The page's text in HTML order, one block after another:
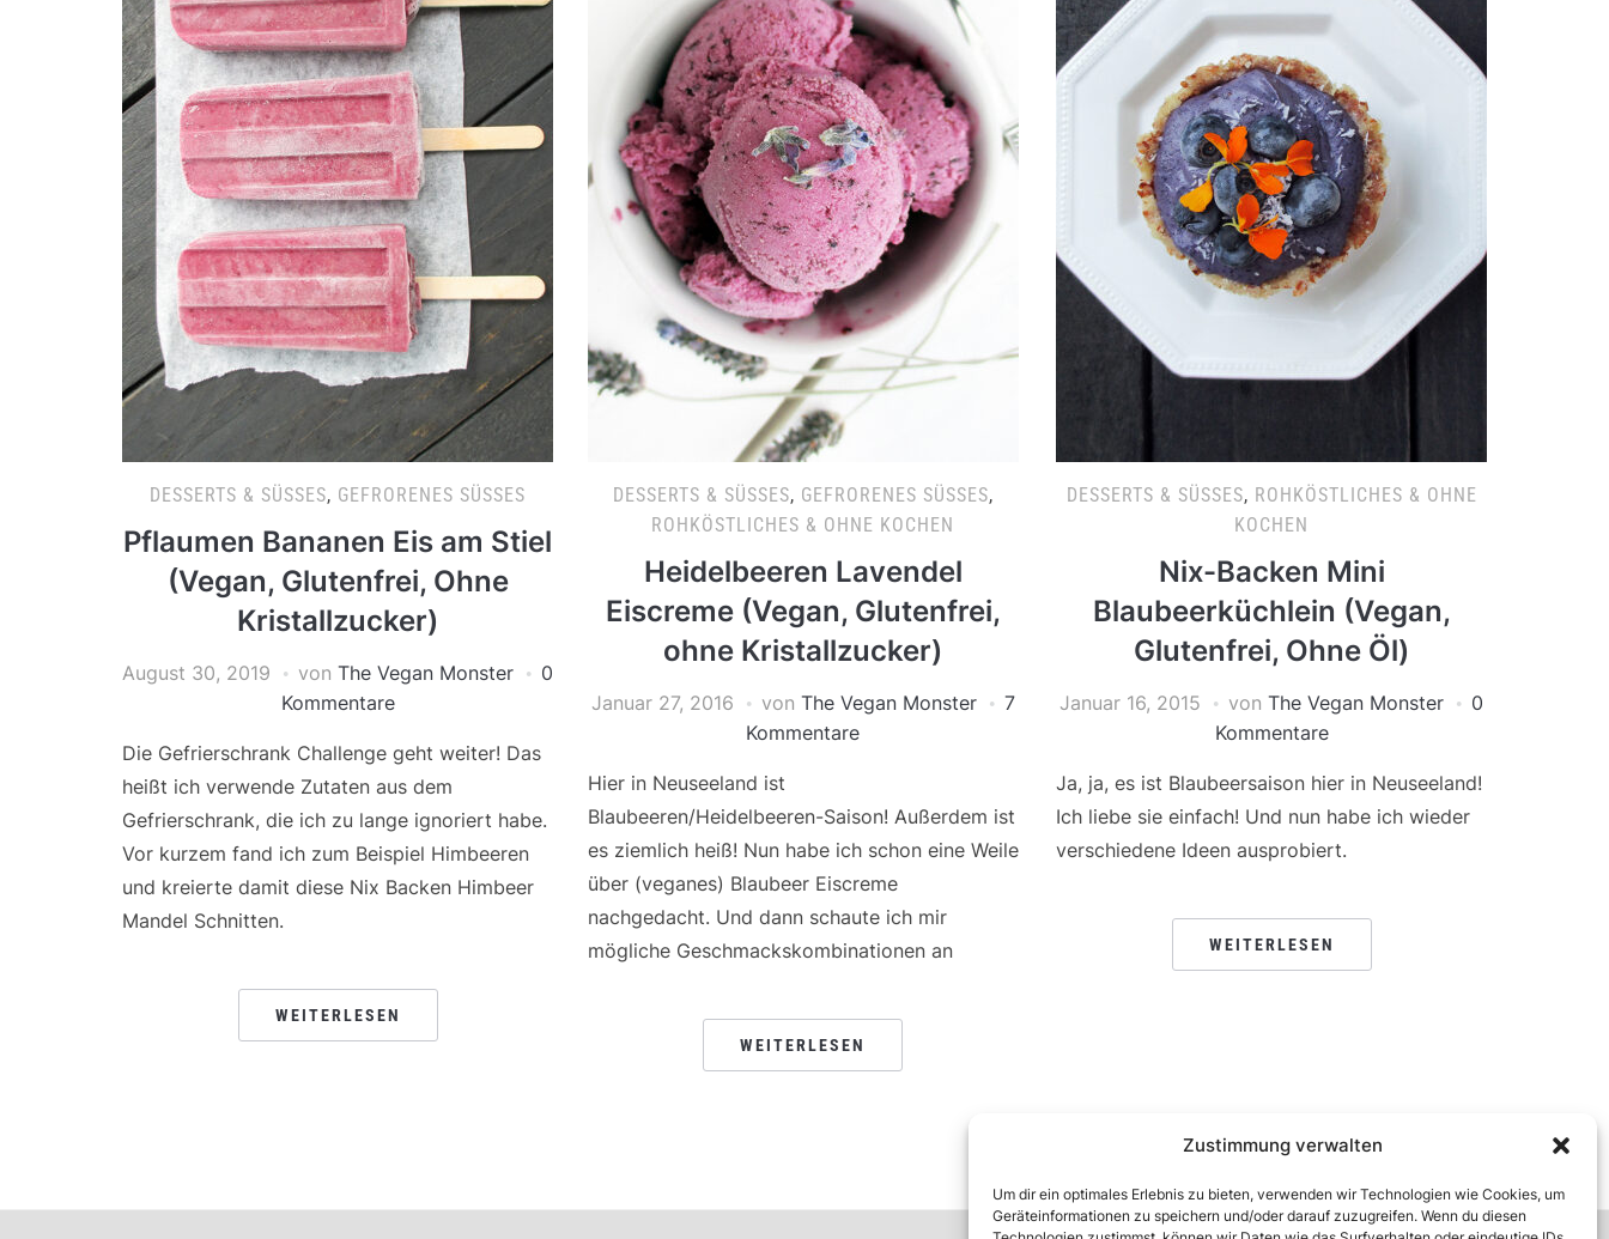
Zustimmung verwalten
Um dir ein optimales Erlebnis zu bieten, verwenden wir Technologien wie Cookies, um
Geräteinformationen zu speichern und/oder darauf zuzugreifen. Wenn du diesen
DESSERTS & SÜSSES , GEFRORENES SÜSSES
Pflaumen Bananen Eis am Stiel
(Vegan, Glutenfrei, Ohne
Kristallzucker)
August 30, 2019 von The Vegan Monster
0
Kommentare
Die Gefrierschrank Challenge geht weiter! Das
heißt ich verwende Zutaten aus dem
Gefrierschrank, die ich zu lange ignoriert habe.
Vor kurzem fand ich zum Beispiel Himbeeren
und kreierte damit diese Nix Backen Himbeer
Mandel Schnitten.
WEITERLESEN
DESSERTS & SÜSSES , GEFRORENES SÜSSES
,
ROHKÖSTLICHES & OHNE KOCHEN
Heidelbeeren Lavendel
Eiscreme (Vegan, Glutenfrei,
ohne Kristallzucker)
Januar 27, 2016 von The Vegan Monster
7
Kommentare
Hier in Neuseeland ist
Blaubeeren/Heidelbeeren-Saison! Außerdem ist
es ziemlich heiß! Nun habe ich schon eine Weile
über (veganes) Blaubeer Eiscreme
nachgedacht. Und dann schaute ich mir
mögliche Geschmackskombinationen an
WEITERLESEN
DESSERTS & SÜSSES , ROHKÖSTLICHES & OHNE
KOCHEN
Nix-Backen Mini
Blaubeerküchlein (Vegan,
Glutenfrei, Ohne Öl)
Januar 16, 2015 von The Vegan Monster
0
Kommentare
Ja, ja, es ist Blaubeersaison hier in Neuseeland!
Ich liebe sie einfach! Und nun habe ich wieder
verschiedene Ideen ausprobiert.
WEITERLESEN